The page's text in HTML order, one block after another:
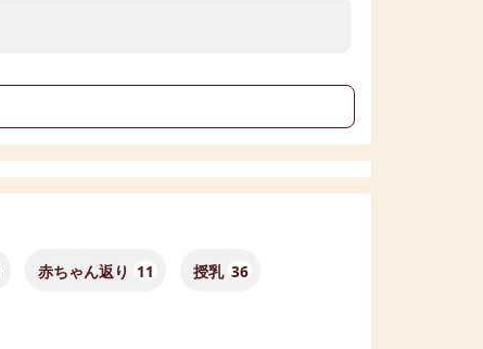
赤ちゃん返り 11 授乳 36